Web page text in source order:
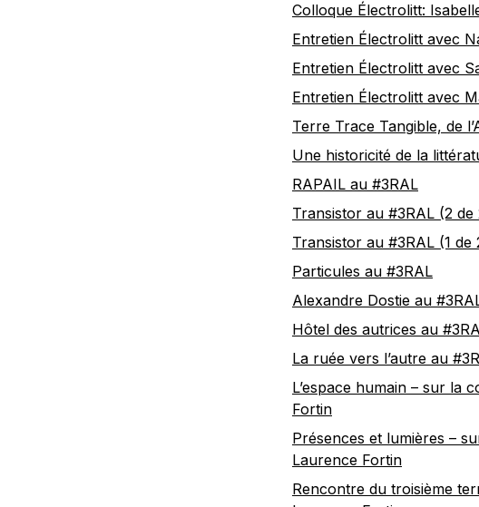
Colloque Électrolitt:
Entretien Électrolitt avec
Entretien Électrolitt avec
Entretien Électrolitt avec
Terre Trace Tangible, de
Une historicité de la
RAPAIL au #3RAL
Transistor au #3RAL (2 de
Transistor au #3RAL (1 de
Particules au #3RAL
Alexandre Dostie au
Hôtel des autrices au
La ruée vers l’autre au
L’espace humain – sur la
Fortin
Présences et lumières –
Laurence Fortin
Rencontre du troisième